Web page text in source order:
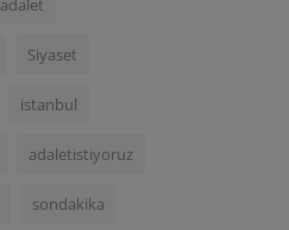
adalet
Siyaset
istanbul
adaletistiyoruz
sondakika